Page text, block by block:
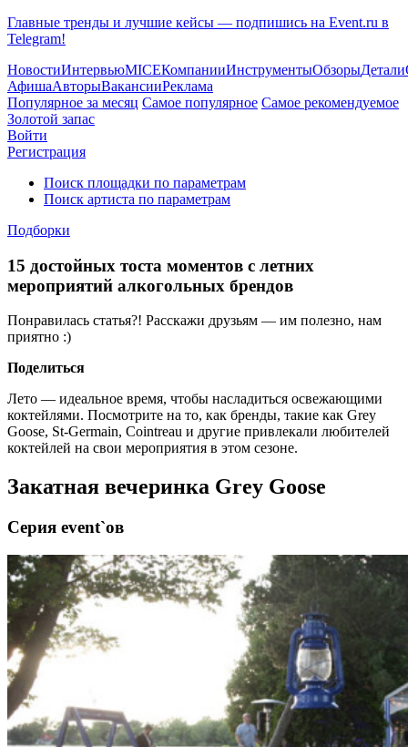
Главные тренды и лучшие кейсы — подпишись на Event.ru в
Telegram!
НовостиИнтервьюMICEКомпанииИнструментыОбзорыДетали
АфишаАвторыВакансииРеклама
Популярное за месяц Самое популярное Самое рекомендуемое
Золотой запас
Войти
Регистрация
Поиск площадки по параметрам
Поиск артиста по параметрам
Подборки
15 достойных тоста моментов с летних
мероприятий алкогольных брендов
Понравилась статья?! Расскажи друзьям — им полезно, нам
приятно :)
Поделиться
Лето — идеальное время, чтобы насладиться освежающими
коктейлями. Посмотрите на то, как бренды, такие как Grey
Goose, St-Germain, Cointreau и другие привлекали любителей
коктейлей на свои мероприятия в этом сезоне.
Закатная вечеринка Grey Goose
Серия event`ов